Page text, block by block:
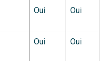
Oui Oui
Oui Oui